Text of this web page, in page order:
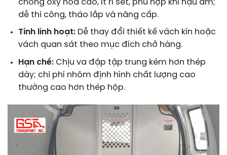
chống oxy hóa cao, ít rỉ sét, phù hợp khí hậu ẩm;
dễ thi công, tháo lắp và nâng cấp.
Tính linh hoạt:Dễ thay đổi thiết kế vách kín hoặc
vách quan sát theo mục đích chở hàng.
Hạn chế:Chịu va đập tập trung kém hơn thép
dày; chi phí nhôm định hình chất lượng cao
thường cao hơn thép hộp.